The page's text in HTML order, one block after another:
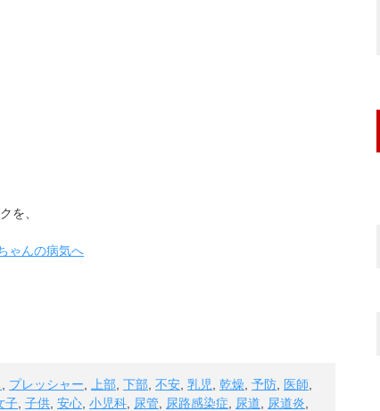
を、
プレッシャー 上部 下部 不安 乳児 乾燥 予防 医師
子 子供 安心 小児科 尿管 尿路感染症 尿道 尿道炎